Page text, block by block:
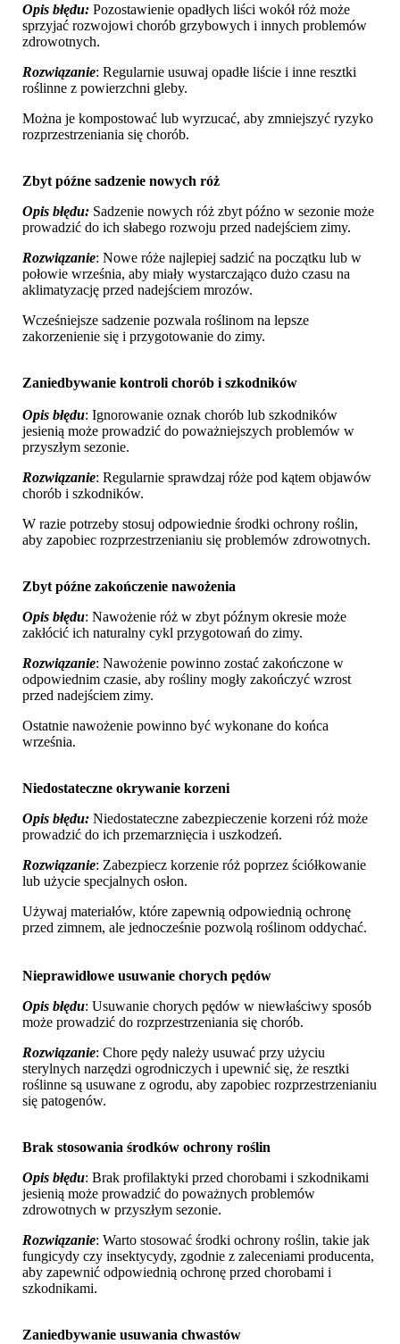
Opis błędu: Pozostawienie opadłych liści wokół róż może
sprzyjać rozwojowi chorób grzybowych i innych problemów
zdrowotnych.
Rozwiązanie: Regularnie usuwaj opadłe liście i inne resztki
roślinne z powierzchni gleby.
Można je kompostować lub wyrzucać, aby zmniejszyć ryzyko
rozprzestrzeniania się chorób.
Zbyt późne sadzenie nowych róż
Opis błędu: Sadzenie nowych róż zbyt późno w sezonie może
prowadzić do ich słabego rozwoju przed nadejściem zimy.
Rozwiązanie: Nowe róże najlepiej sadzić na początku lub w
połowie września, aby miały wystarczająco dużo czasu na
aklimatyzację przed nadejściem mrozów.
Wcześniejsze sadzenie pozwala roślinom na lepsze
zakorzenienie się i przygotowanie do zimy.
Zaniedbywanie kontroli chorób i szkodników
Opis błędu: Ignorowanie oznak chorób lub szkodników
jesienią może prowadzić do poważniejszych problemów w
przyszłym sezonie.
Rozwiązanie: Regularnie sprawdzaj róże pod kątem objawów
chorób i szkodników.
W razie potrzeby stosuj odpowiednie środki ochrony roślin,
aby zapobiec rozprzestrzenianiu się problemów zdrowotnych.
Zbyt późne zakończenie nawożenia
Opis błędu: Nawożenie róż w zbyt późnym okresie może
zakłócić ich naturalny cykl przygotowań do zimy.
Rozwiązanie: Nawożenie powinno zostać zakończone w
odpowiednim czasie, aby rośliny mogły zakończyć wzrost
przed nadejściem zimy.
Ostatnie nawożenie powinno być wykonane do końca
września.
Niedostateczne okrywanie korzeni
Opis błędu: Niedostateczne zabezpieczenie korzeni róż może
prowadzić do ich przemarznięcia i uszkodzeń.
Rozwiązanie: Zabezpiecz korzenie róż poprzez ściółkowanie
lub użycie specjalnych osłon.
Używaj materiałów, które zapewnią odpowiednią ochronę
przed zimnem, ale jednocześnie pozwolą roślinom oddychać.
Nieprawidłowe usuwanie chorych pędów
Opis błędu: Usuwanie chorych pędów w niewłaściwy sposób
może prowadzić do rozprzestrzeniania się chorób.
Rozwiązanie: Chore pędy należy usuwać przy użyciu
sterylnych narzędzi ogrodniczych i upewnić się, że resztki
roślinne są usuwane z ogrodu, aby zapobiec rozprzestrzenianiu
się patogenów.
Brak stosowania środków ochrony roślin
Opis błędu: Brak profilaktyki przed chorobami i szkodnikami
jesienią może prowadzić do poważnych problemów
zdrowotnych w przyszłym sezonie.
Rozwiązanie: Warto stosować środki ochrony roślin, takie jak
fungicydy czy insektycydy, zgodnie z zaleceniami producenta,
aby zapewnić odpowiednią ochronę przed chorobami i
szkodnikami.
Zaniedbywanie usuwania chwastów